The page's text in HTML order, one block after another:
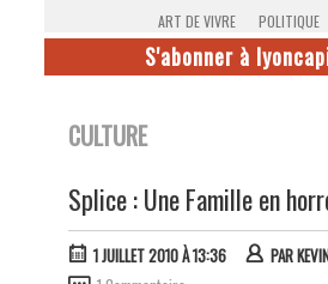
ART DE VIVRE
POLITIQUE
S'abonner à
CULTURE
Splice : Une Famille en
1 JUILLET 2010 À 13:36 PAR